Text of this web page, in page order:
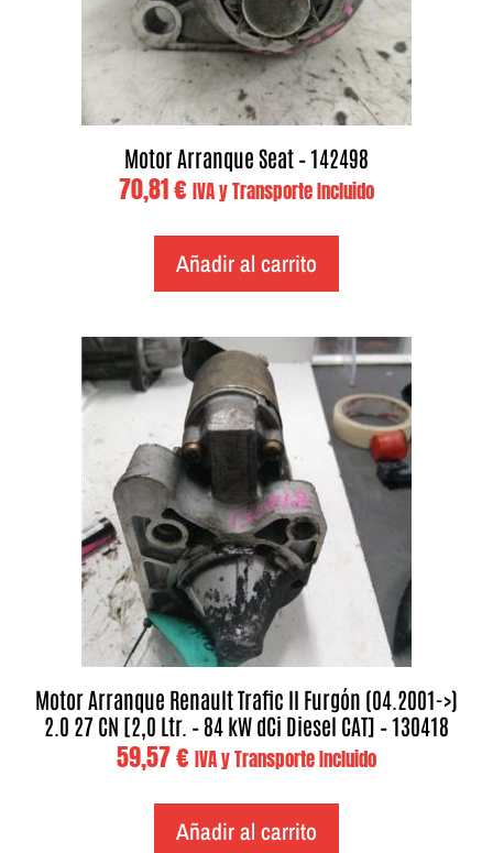
Motor Arranque Seat – 142498
70,81€ IVA y Transporte Incluido
Añadir al carrito
Motor Arranque Renault Trafic II Furgón (04.2001->)
2.0 27 CN [2,0 Ltr. – 84 kW dCi Diesel CAT] – 130418
59,57€ IVA y Transporte Incluido
Añadir al carrito